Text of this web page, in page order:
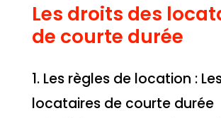
Les droits des
de courte durée
1. Les règles de location :
locataires de courte durée